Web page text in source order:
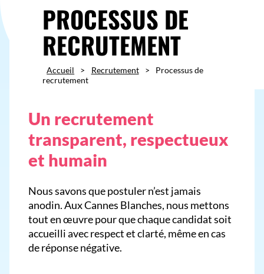
PROCESSUS DE
RECRUTEMENT
Accueil > Recrutement >
Processus de
recrutement
Un recrutement
transparent, respectueux
et humain
Nous savons que postuler n’est jamais
anodin. Aux Cannes Blanches, nous mettons
tout en œuvre pour que chaque candidat soit
accueilli avec respect et clarté, même en cas
de réponse négative.